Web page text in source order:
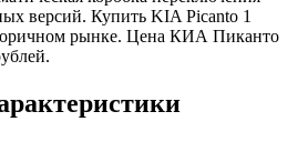
версий. Купить KIA Picanto 1
рынке. Цена КИА Пиканто